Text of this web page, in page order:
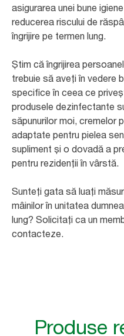
asigurarea unei bune
reducerea riscului de
îngrijire pe termen lung.
Știm că îngrijirea
trebuie să aveți în vedere
specifice în ceea ce
produsele dezinfectante
săpunurilor moi, cremelor
adaptate pentru pielea
supliment și o dovadă a
pentru rezidenții în vârstă.
Sunteți gata să luați
mâinilor în unitatea
lung? Solicitați ca un
contacteze.
Produse